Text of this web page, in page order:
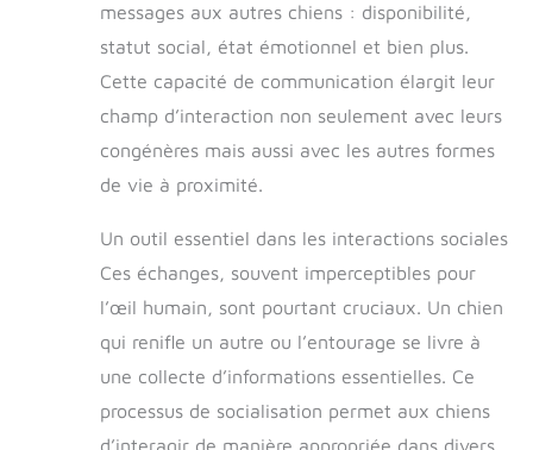
messages aux autres chiens : disponibilité,
statut social, état émotionnel et bien plus.
Cette capacité de communication élargit leur
champ d’interaction non seulement avec leurs
congénères mais aussi avec les autres formes
de vie à proximité.
Un outil essentiel dans les interactions sociales
Ces échanges, souvent imperceptibles pour
l’œil humain, sont pourtant cruciaux. Un chien
qui renifle un autre ou l’entourage se livre à
une collecte d’informations essentielles. Ce
processus de socialisation permet aux chiens
d’interagir de manière appropriée dans divers